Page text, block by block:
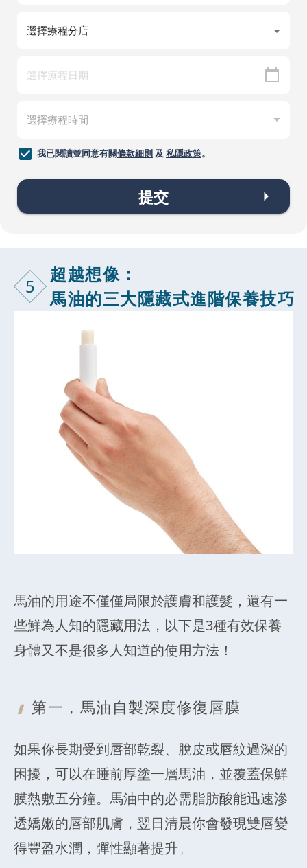
我已閱讀並同意有關條款細則及 私隱政策。
提交
5
超越想像：
馬油的三大隱藏式進階保養技巧
馬油的用途不僅僅局限於護膚和護髮，還有一
些鮮為人知的隱藏用法，以下是3種有效保養
身體又不是很多人知道的使用方法！
第一，馬油自製深度修復唇膜
如果你長期受到唇部乾裂、脫皮或唇紋過深的
困擾，可以在睡前厚塗一層馬油，並覆蓋保鮮
膜熱敷五分鐘。馬油中的必需脂肪酸能迅速滲
透嬌嫩的唇部肌膚，翌日清晨你會發現雙唇變
得豐盈水潤，彈性顯著提升。